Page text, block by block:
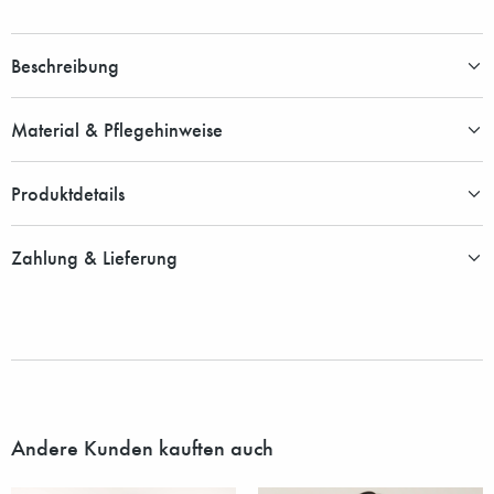
Beschreibung
Material & Pflegehinweise
Produktdetails
Zahlung & Lieferung
Andere Kunden kauften auch